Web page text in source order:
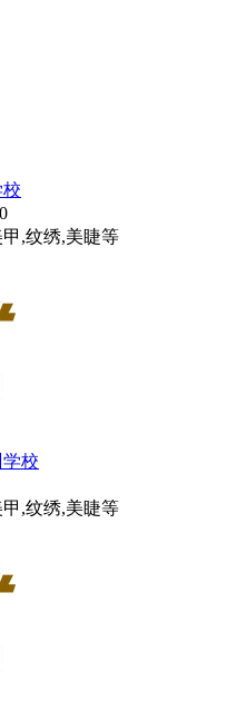
,纹绣,美睫等
校
,纹绣,美睫等